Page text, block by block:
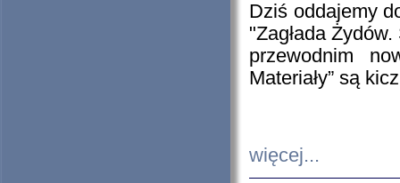
Dziś oddajemy
"Zagłada
przewodnim
Materiały” są
więcej...